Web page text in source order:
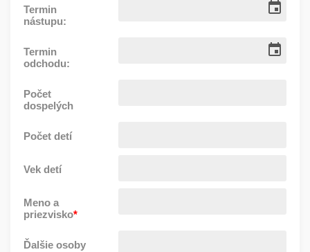
Termin
nástupu:
Termin
odchodu:
Počet
dospelých
Počet detí
Vek detí
Meno a
priezvisko*
Ďalšie osoby